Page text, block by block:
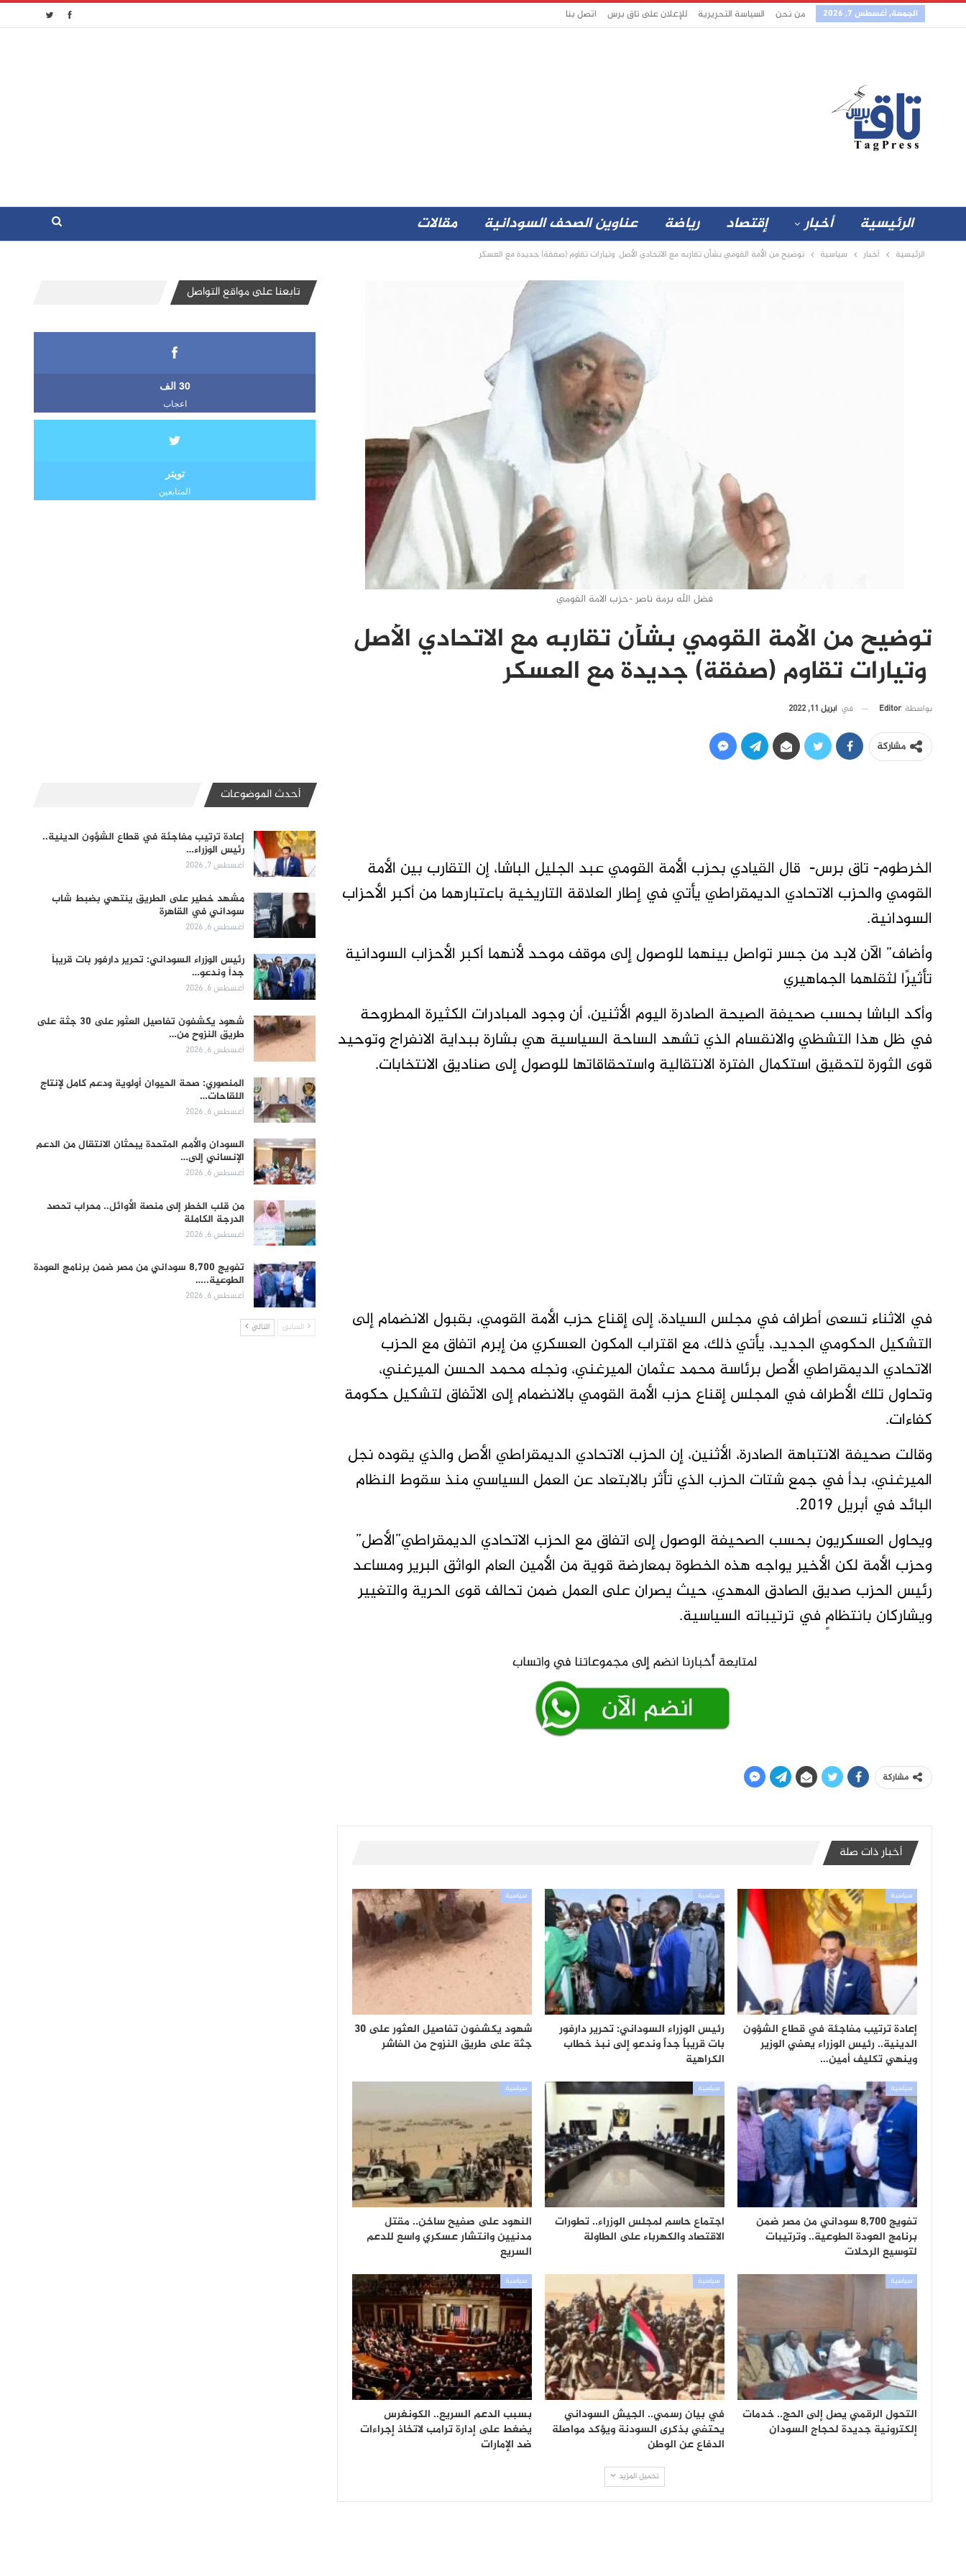
الجمعة, أغسطس 7, 2026 من نحن السياسة التحريرية للإعلان على تاق برس اتصل بنا
الرئيسية أخبار إقتصاد رياضة عناوين الصحف السودانية مقالات
الرئيسية أخبار سياسية توضيح من الأمة القومي بشأن تقاربه مع الاتحادي الأصل وتيارات تقاوم (صفقة) جديدة مع العسكر
فضل الله برمة ناصر -حزب الامة القومي
توضيح من الأمة القومي بشأن تقاربه مع الاتحادي الأصل
وتيارات تقاوم (صفقة) جديدة مع العسكر
بواسطة Editor في أبريل 11, 2022
مشاركة
الخرطوم- تاق برس- قال القيادي بحزب الأمة القومي عبد الجليل الباشا، إن التقارب بين الأمة
القومي والحزب الاتحادي الديمقراطي يأتي في إطار العلاقة التاريخية باعتبارهما من أكبر الأحزاب
السودانية.
وأضاف” الآن لابد من جسر تواصل بينهما للوصول إلى موقف موحد لأنهما أكبر الأحزاب السودانية
تأثيرًا لثقلهما الجماهيري
وأكد الباشا بحسب صحيفة الصيحة الصادرة اليوم الأثنين، أن وجود المبادرات الكثيرة المطروحة
في ظل هذا التشظي والانقسام الذي تشهد الساحة السياسية هي بشارة ببداية الانفراج وتوحيد
قوى الثورة لتحقيق استكمال الفترة الانتقالية واستحقاقاتها للوصول إلى صناديق الانتخابات.
في الاثناء تسعى أطراف في مجلس السيادة، إلى إقناع حزب الأمة القومي، بقبول الانضمام إلى
التشكيل الحكومي الجديد، يأتي ذلك، مع اقتراب المكون العسكري من إبرم اتفاق مع الحزب
الاتحادي الديمقراطي الأصل برئاسة محمد عثمان الميرغني، ونجله محمد الحسن الميرغني،
وتحاول تلك الأطراف في المجلس إقناع حزب الأمة القومي بالانضمام إلى الاتّفاق لتشكيل حكومة
كفاءات.
وقالت صحيفة الانتباهة الصادرة، الأثنين، إن الحزب الاتحادي الديمقراطي الأصل والذي يقوده نجل
الميرغني، بدأ في جمع شتات الحزب الذي تأثر بالابتعاد عن العمل السياسي منذ سقوط النظام
البائد في أبريل 2019.
ويحاول العسكريون بحسب الصحيفة الوصول إلى اتفاق مع الحزب الاتحادي الديمقراطي”الأصل”
وحزب الأمة لكن الأخير يواجه هذه الخطوة بمعارضة قوية من الأمين العام الواثق البرير ومساعد
رئيس الحزب صديق الصادق المهدي، حيث يصران على العمل ضمن تحالف قوى الحرية والتغيير
ويشاركان بانتظامٍ في ترتيباته السياسية.
مشاركة
أخبار ذات صلة
سياسية
إعادة ترتيب مفاجئة في قطاع الشؤون
الدينية.. رئيس الوزراء يعفي الوزير
وينهي تكليف أمين…
سياسية
رئيس الوزراء السوداني: تحرير دارفور
بات قريباً جداً وندعو إلى نبذ خطاب
الكراهية
سياسية
شهود يكشفون تفاصيل العثور على 30
جثة على طريق النزوح من الفاشر
سياسية
تفويج 8,700 سوداني من مصر ضمن
برنامج العودة الطوعية.. وترتيبات
لتوسيع الرحلات
سياسية
اجتماع حاسم لمجلس الوزراء.. تطورات
الاقتصاد والكهرباء على الطاولة
سياسية
النهود على صفيح ساخن.. مقتل
مدنيين وانتشار عسكري واسع للدعم
السريع
سياسية
التحول الرقمي يصل إلى الحج.. خدمات
إلكترونية جديدة لحجاج السودان
سياسية
في بيان رسمي.. الجيش السوداني
يحتفي بذكرى السودنة ويؤكد مواصلة
الدفاع عن الوطن
سياسية
بسبب الدعم السريع.. الكونغرس
يضغط على إدارة ترامب لاتخاذ إجراءات
ضد الإمارات
تحميل المزيد
تابعنا على مواقع التواصل
30 الف
اعجاب
تويتر
المتابعين
أحدث الموضوعات
إعادة ترتيب مفاجئة في قطاع الشؤون الدينية..
رئيس الوزراء…
أغسطس 7, 2026
مشهد خطير على الطريق ينتهي بضبط شاب
سوداني في القاهرة
أغسطس 6, 2026
رئيس الوزراء السوداني: تحرير دارفور بات قريباً
جداً وندعو…
أغسطس 6, 2026
شهود يكشفون تفاصيل العثور على 30 جثة على
طريق النزوح من…
أغسطس 6, 2026
المنصوري: صحة الحيوان أولوية ودعم كامل لإنتاج
اللقاحات…
أغسطس 6, 2026
السودان والأمم المتحدة يبحثان الانتقال من الدعم
الإنساني إلى…
أغسطس 6, 2026
من قلب الخطر إلى منصة الأوائل.. محراب تحصد
الدرجة الكاملة
أغسطس 6, 2026
تفويج 8,700 سوداني من مصر ضمن برنامج العودة
الطوعية..…
أغسطس 6, 2026
السابق التالي